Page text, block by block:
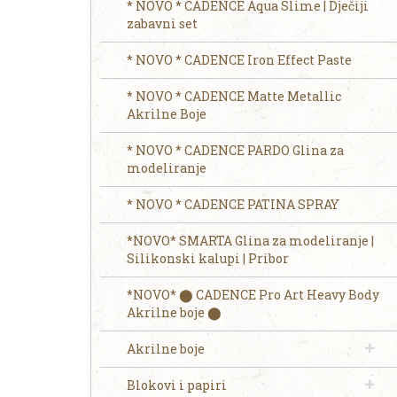
* NOVO * CADENCE Aqua Slime | Dječiji
zabavni set
* NOVO * CADENCE Iron Effect Paste
* NOVO * CADENCE Matte Metallic
Akrilne Boje
* NOVO * CADENCE PARDO Glina za
modeliranje
* NOVO * CADENCE PATINA SPRAY
*NOVO* SMARTA Glina za modeliranje |
Silikonski kalupi | Pribor
*NOVO* ⬤ CADENCE Pro Art Heavy Body
Akrilne boje ⬤
Akrilne boje
Blokovi i papiri